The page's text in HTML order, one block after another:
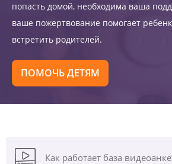
попасть домой, необходима ваша
ваше пожертвование помогает
встретить родителей.
ПОМОЧЬ ДЕТЯМ
Как работает база